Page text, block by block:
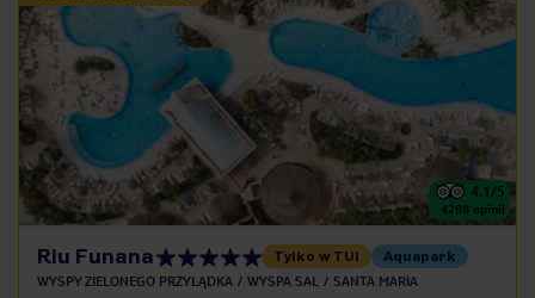
4.1/5
4288 opinii
Riu Funana Tylko w TUI Aquapark
WYSPY ZIELONEGO PRZYLĄDKA WYSPA SAL SANTA MARIA